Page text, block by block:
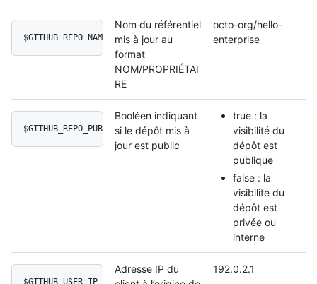
$GITHUB_REPO_NAME
Nom du référentiel
mis à jour au
format
NOM/PROPRIÉTAI
RE
octo-org/hello-
enterprise
$GITHUB_REPO_PUBLIC
Booléen indiquant
si le dépôt mis à
jour est public
true : la
visibilité du
dépôt est
publique
false : la
visibilité du
dépôt est
privée ou
interne
$GITHUB_USER_IP
Adresse IP du
192.0.2.1